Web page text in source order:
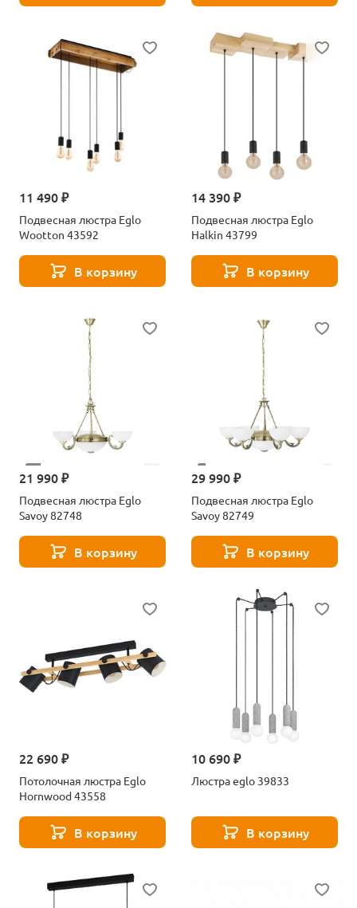
11 490 ₽
Подвесная люстра Eglo
Wootton 43592
В корзину
14 390 ₽
Подвесная люстра Eglo
Halkin 43799
В корзину
21 990 ₽
Подвесная люстра Eglo
Savoy 82748
В корзину
29 990 ₽
Подвесная люстра Eglo
Savoy 82749
В корзину
22 690 ₽
Потолочная люстра Eglo
Hornwood 43558
В корзину
10 690 ₽
Люстра eglo 39833
В корзину